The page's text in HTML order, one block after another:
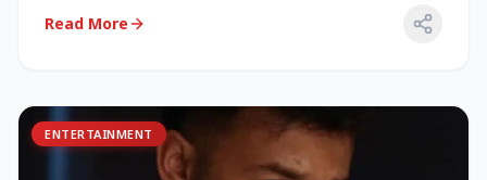
Read More
ENTERTAINMENT